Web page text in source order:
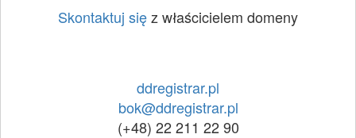
Skontaktuj sięz właścicielem domeny
ddregistrar.pl
bok@ddregistrar.pl
(+48) 22 211 22 90